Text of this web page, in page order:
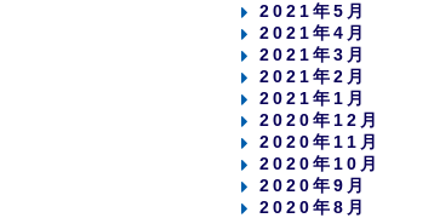
2021年5月
2021年4月
2021年3月
2021年2月
2021年1月
2020年12月
2020年11月
2020年10月
2020年9月
2020年8月